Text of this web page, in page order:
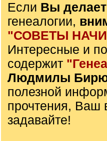
Если Вы
генеалогии,
"СОВЕТЫ
Интересные и
содержит
Людмилы
полезной
прочтения, Ваш
задавайте!